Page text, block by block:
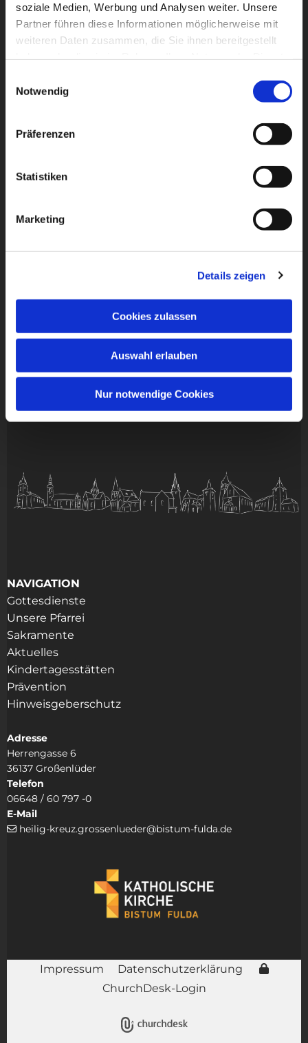
soziale Medien, Werbung und Analysen weiter. Unsere
Partner führen diese Informationen möglicherweise mit
weiteren Daten zusammen, die Sie ihnen bereitgestellt
Notwendig
Präferenzen
Statistiken
Marketing
Details zeigen
Cookies zulassen
Auswahl erlauben
Nur notwendige Cookies
Dies könnte Sie auch
NAVIGATION
Gottesdienste
Unsere Pfarrei
Sakramente
Aktuelles
Kindertagesstätten
Prävention
Hinweisgeberschutz
Adresse
Herrengasse 6
36137 Großenlüder
Telefon
06648 / 60 797 -0
E-Mail
 heilig-kreuz.grossenlueder@bistum-fulda.de
Impressum
Datenschutzerklärung
ChurchDesk-Login